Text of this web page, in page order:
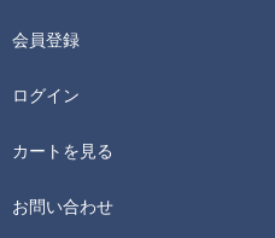
会員登録
ログイン
カートを見る
お問い合わせ